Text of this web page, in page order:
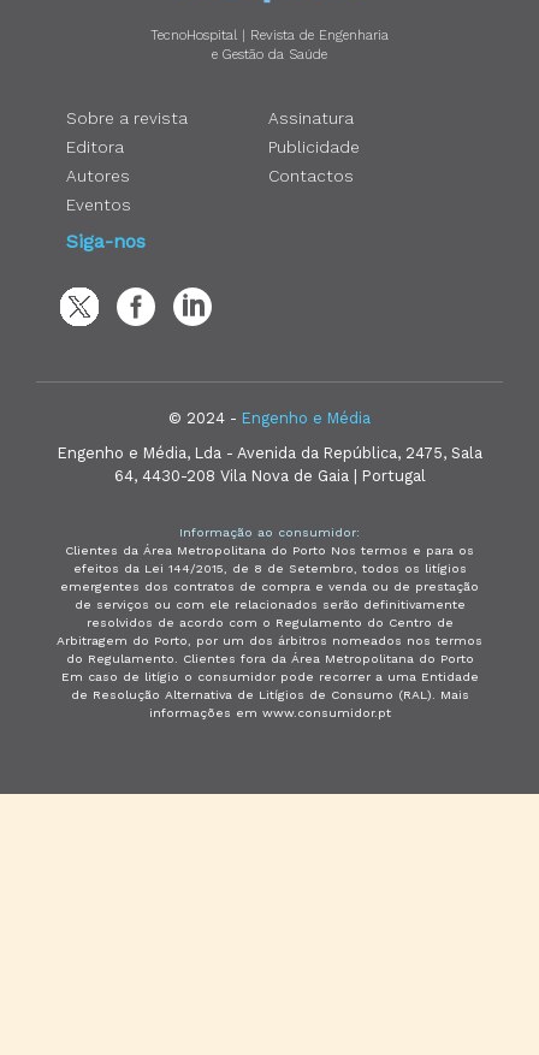
TecnoHospital | Revista de Engenharia
e Gestão da Saúde
Sobre a revista
Editora
Autores
Eventos
Assinatura
Publicidade
Contactos
Siga-nos
© 2024 - Engenho e Média
Engenho e Média, Lda - Avenida da República, 2475, Sala
64, 4430-208 Vila Nova de Gaia | Portugal
Informação ao consumidor:
Clientes da Área Metropolitana do Porto Nos termos e para os
efeitos da Lei 144/2015, de 8 de Setembro, todos os litígios
emergentes dos contratos de compra e venda ou de prestação
de serviços ou com ele relacionados serão definitivamente
resolvidos de acordo com o Regulamento do Centro de
Arbitragem do Porto, por um dos árbitros nomeados nos termos
do Regulamento. Clientes fora da Área Metropolitana do Porto
Em caso de litígio o consumidor pode recorrer a uma Entidade
de Resolução Alternativa de Litígios de Consumo (RAL). Mais
informações em www.consumidor.pt